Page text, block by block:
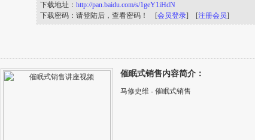
下载地址： http://pan.baidu.com/s/1geY1iHdN
下载密码：请登陆后，查看密码！ [会员登录] [注册会员]
催眠式销售内容简介：
马修史维 - 催眠式销售